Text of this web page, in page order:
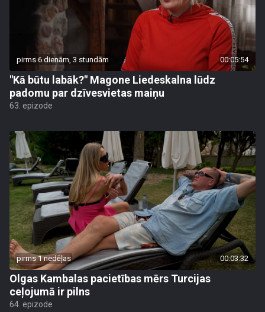
pirms 6 dienām, 3 stundām 00:05:54
"Kā būtu labāk?" Magone Liedeskalna lūdz
padomu par dzīvesvietas maiņu
63. epizode
pirms 1 nedēļas 00:03:32
Olgas Kambalas pacietības mērs Turcijas
ceļojumā ir pilns
64. epizode